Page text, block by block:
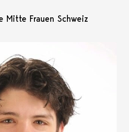
Mitte Frauen Schweiz